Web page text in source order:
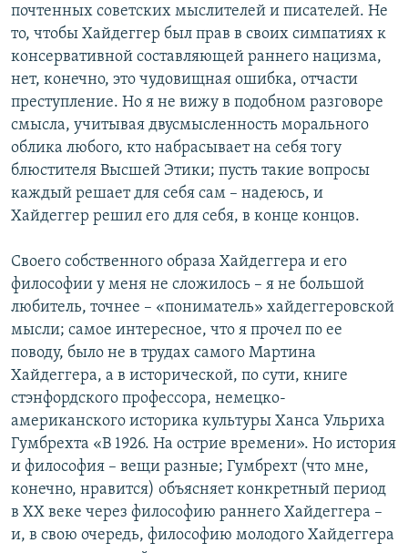
почтенных советских мыслителей и писателей. Не
то, чтобы Хайдеггер был прав в своих симпатиях к
консервативной составляющей раннего нацизма,
нет, конечно, это чудовищная ошибка, отчасти
преступление. Но я не вижу в подобном разговоре
смысла, учитывая двусмысленность морального
облика любого, кто набрасывает на себя тогу
блюстителя Высшей Этики; пусть такие вопросы
каждый решает для себя сам – надеюсь, и
Хайдеггер решил его для себя, в конце концов.
Своего собственного образа Хайдеггера и его
философии у меня не сложилось – я не большой
любитель, точнее – «пониматель» хайдеггеровской
мысли; самое интересное, что я прочел по ее
поводу, было не в трудах самого Мартина
Хайдеггера, а в исторической, по сути, книге
стэнфордского профессора, немецко-
американского историка культуры Ханса Ульриха
Гумбрехта «В 1926. На острие времени». Но история
и философия – вещи разные; Гумбрехт (что мне,
конечно, нравится) объясняет конкретный период
в XX веке через философию раннего Хайдеггера –
и, в свою очередь, философию молодого Хайдеггера